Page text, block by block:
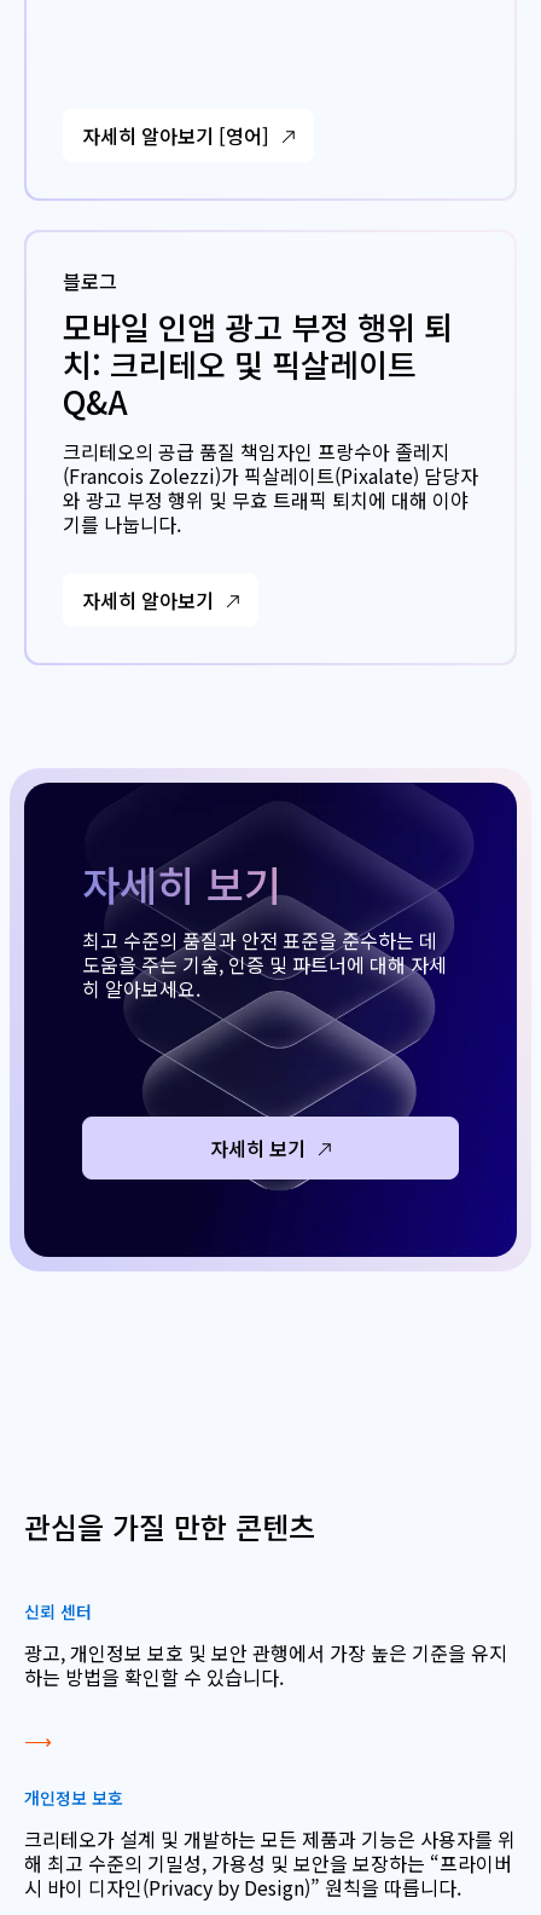
자세히 알아보기 [영어]
블로그
모바일 인앱 광고 부정 행위 퇴
치: 크리테오 및 픽살레이트
Q&A
크리테오의 공급 품질 책임자인 프랑수아 졸레지
(Francois Zolezzi)가 픽살레이트(Pixalate) 담당자
와 광고 부정 행위 및 무효 트래픽 퇴치에 대해 이야
기를 나눕니다.
자세히 알아보기
자세히 보기
최고 수준의 품질과 안전 표준을 준수하는 데
도움을 주는 기술, 인증 및 파트너에 대해 자세
히 알아보세요.
자세히 보기
관심을 가질 만한 콘텐츠
신뢰 센터
광고, 개인정보 보호 및 보안 관행에서 가장 높은 기준을 유지
하는 방법을 확인할 수 있습니다.
⟶
개인정보 보호
크리테오가 설계 및 개발하는 모든 제품과 기능은 사용자를 위
해 최고 수준의 기밀성, 가용성 및 보안을 보장하는 “프라이버
시 바이 디자인(Privacy by Design)” 원칙을 따릅니다.